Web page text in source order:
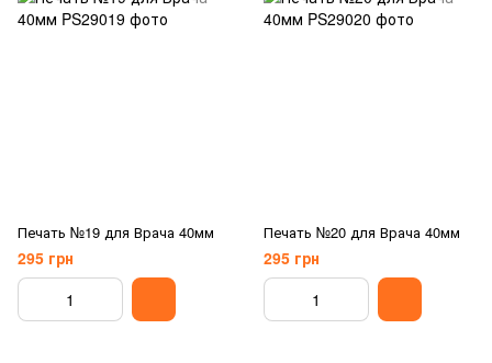
Печать №19 для Врача 40мм
295 грн
Печать №20 для Врача 40мм
295 грн